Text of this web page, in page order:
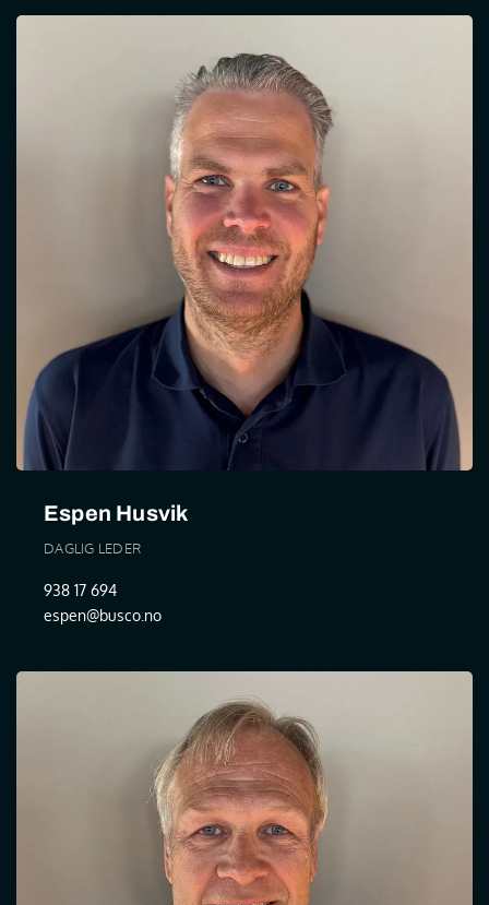
Espen Husvik
DAGLIG LEDER
938 17 694
espen@busco.no